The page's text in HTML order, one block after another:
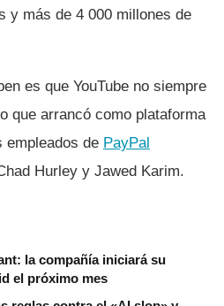
y más de 4 000 millones de
es que YouTube no siempre
que arrancó como plataforma
empleados de PayPal
Hurley y Jawed Karim.
la compañía iniciará su
el próximo mes